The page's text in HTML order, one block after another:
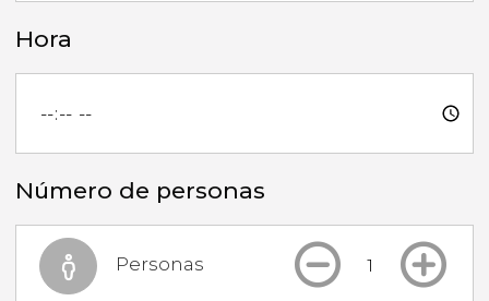
Hora
Número de personas
Personas